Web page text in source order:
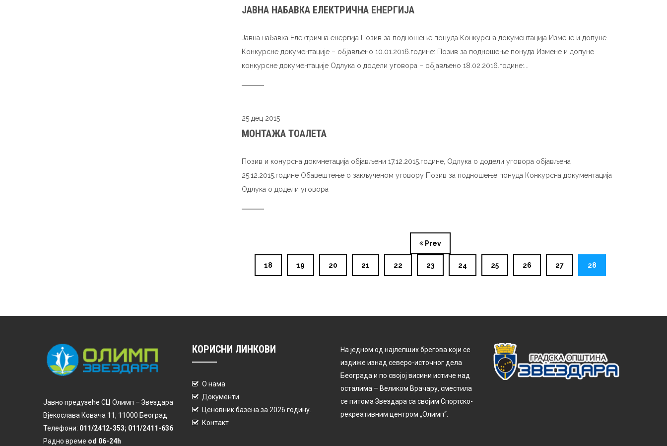
ЈАВНА НАБАВКА ЕЛЕКТРИЧНА ЕНЕРГИЈА
Јавна набавка Електрична енергија Позив за подношење понуда Конкурсна документација Измене и допуне
Конкурсне документације – објављено 10.01.2016.године: Позив за подношење понуда Измене и допуне
конкурсне документације Одлука о додели уговора – објављено 18.02.2016.године:...
25 дец 2015
МОНТАЖА ТОАЛЕТА
Позив и конурсна докмнетација објављени 17.12.2015.године, Одлука о додели уговора објављена
25.12.2015.године Обавештење о закљученом уговору Позив за подношење понуда Конкурсна документација
Одлука о додели уговора
Prev
18 19 20 21 22 23 24 25 26 27 28
Јавно предузеће СЦ Олимп – Звездара
Вјекослава Ковача 11, 11000 Београд
Телефони: 011/2412-353; 011/2411-636
Радно време od 06-24h
КОРИСНИ ЛИНКОВИ
О нама
Документи
Ценовник базена за 2026 годину.
Контакт
На једном од најлепших брегова који се
издиже изнад северо-источног дела
Београда и по својој висини истиче над
осталима – Великом Врачару, сместила
се питома Звездара са својим Спортско-
рекреативним центром „Олимп“.